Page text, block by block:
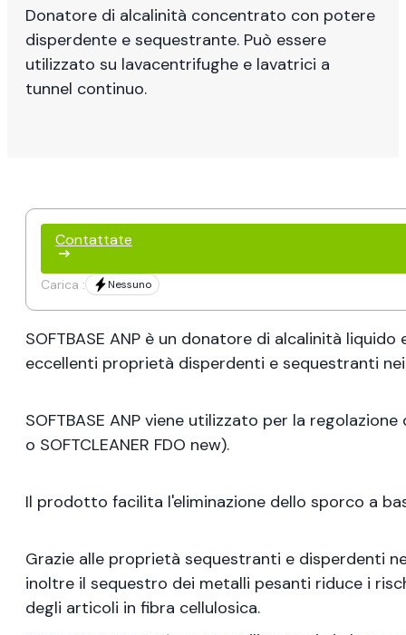
Donatore di alcalinità concentrato con potere
disperdente e sequestrante. Può essere
utilizzato su lavacentrifughe e lavatrici a
tunnel continuo.
SOFTBASE ANP è un donatore di alcalinità
eccellenti proprietà disperdenti e sequestranti
SOFTBASE ANP viene utilizzato per la
o SOFTCLEANER FDO new).
Il prodotto facilita l'eliminazione dello sporco a
Grazie alle proprietà sequestranti e disperdenti
inoltre il sequestro dei metalli pesanti riduce i
degli articoli in fibra cellulosica.
Contattate
Carica : Nessuno